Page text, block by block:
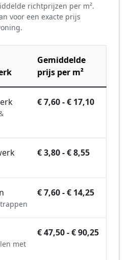
richtprijzen per m².
voor een exacte prijs
Gemiddelde
prijs per m²
€ 7,60 - € 17,10
€ 3,80 - € 8,55
€ 7,60 - € 14,25
met
€ 47,50 - € 90,25